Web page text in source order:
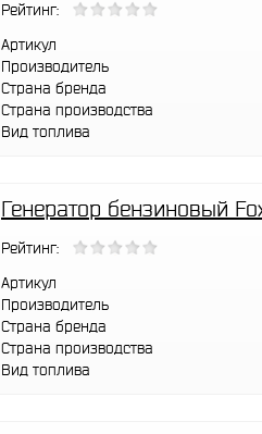
Рейтинг:
Артикул
Производитель
Страна бренда
Страна производства
Вид топлива
Генератор бензиновый
Рейтинг:
Артикул
Производитель
Страна бренда
Страна производства
Вид топлива